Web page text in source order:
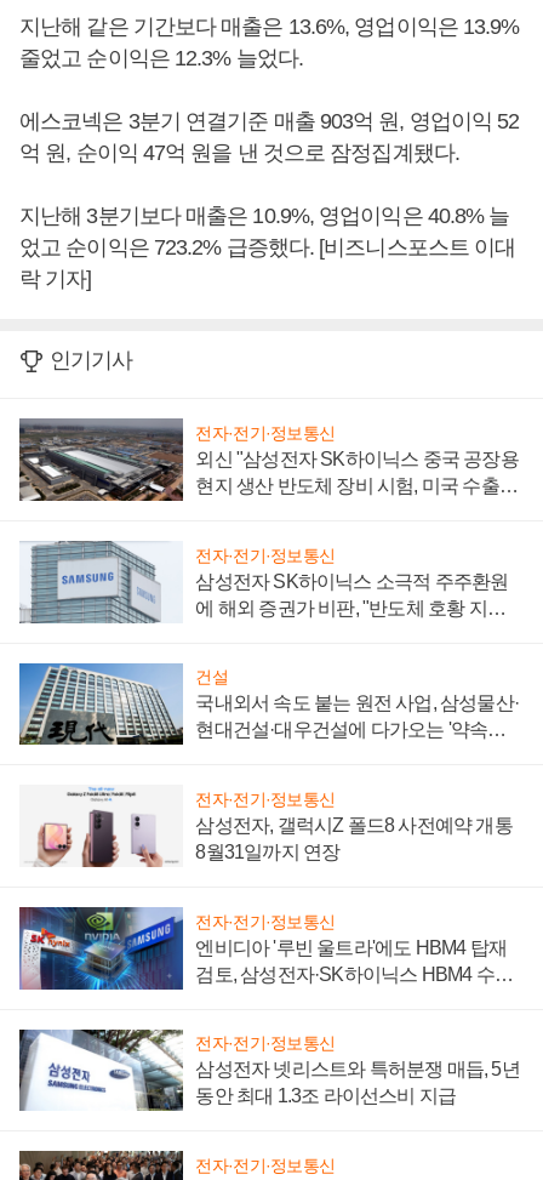
지난해 같은 기간보다 매출은 13.6%, 영업이익은 13.9%
줄었고 순이익은 12.3% 늘었다.
에스코넥은 3분기 연결기준 매출 903억 원, 영업이익 52
억 원, 순이익 47억 원을 낸 것으로 잠정집계됐다.
지난해 3분기보다 매출은 10.9%, 영업이익은 40.8% 늘
었고 순이익은 723.2% 급증했다. [비즈니스포스트 이대
락 기자]
인기기사
전자·전기·정보통신
외신 "삼성전자 SK하이닉스 중국 공장용
현지 생산 반도체 장비 시험, 미국 수출통
전자·전기·정보통신
삼성전자 SK하이닉스 소극적 주주환원
에 해외 증권가 비판, "반도체 호황 지속
건설
국내외서 속도 붙는 원전 사업, 삼성물산·
현대건설·대우건설에 다가오는 '약속의
전자·전기·정보통신
삼성전자, 갤럭시Z 폴드8 사전예약 개통
8월31일까지 연장
전자·전기·정보통신
엔비디아 '루빈 울트라'에도 HBM4 탑재
검토, 삼성전자·SK하이닉스 HBM4 수율
전자·전기·정보통신
삼성전자 넷리스트와 특허분쟁 매듭, 5년
동안 최대 1.3조 라이선스비 지급
전자·전기·정보통신